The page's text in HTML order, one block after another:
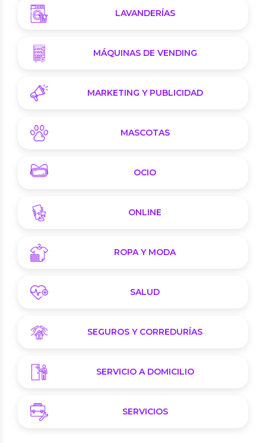
LAVANDERÍAS
MÁQUINAS DE VENDING
MARKETING Y PUBLICIDAD
MASCOTAS
OCIO
ONLINE
ROPA Y MODA
SALUD
SEGUROS Y CORREDURÍAS
SERVICIO A DOMICILIO
SERVICIOS